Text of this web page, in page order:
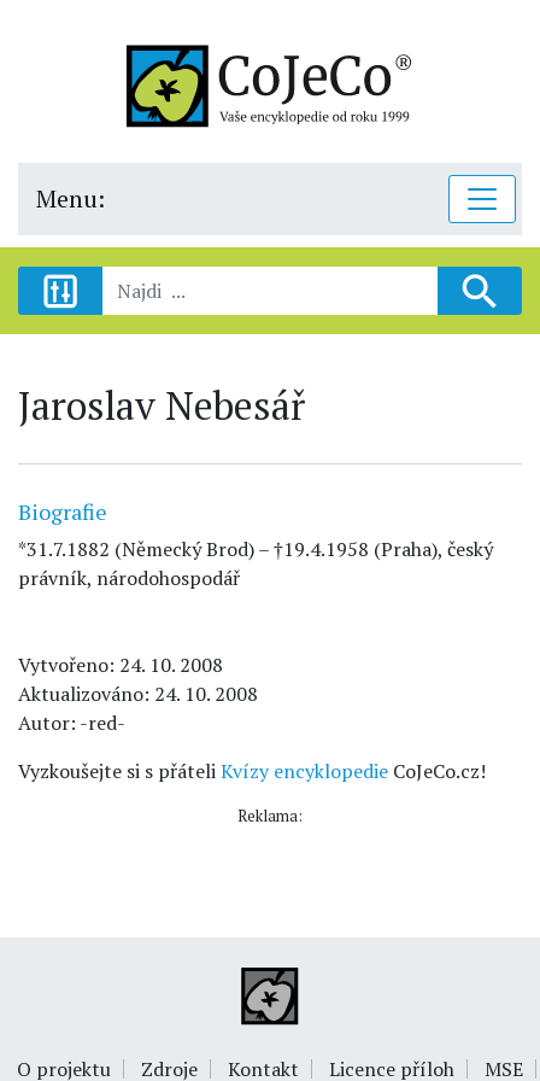
Menu:
Jaroslav Nebesář
Biografie
*31.7.1882 (Německý Brod) – †19.4.1958 (Praha), český
právník, národohospodář
Vytvořeno: 24. 10. 2008
Aktualizováno: 24. 10. 2008
Autor: -red-
Vyzkoušejte si s přáteliKvízy encyklopedie CoJeCo.cz!
Reklama:
O projektu Zdroje Kontakt Licence příloh MSE